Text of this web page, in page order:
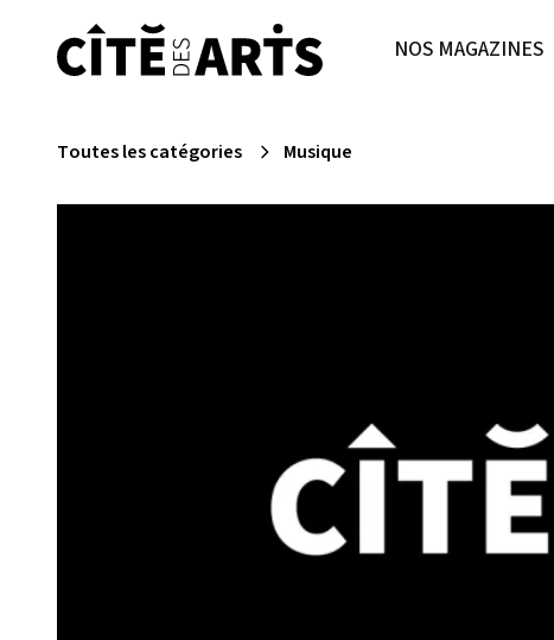
NOS MAGAZINES
Toutes les catégories Musique